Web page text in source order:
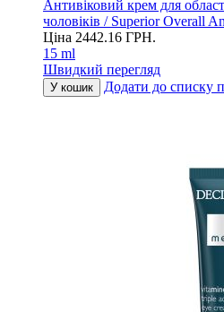
Антивіковий крем для
чоловіків / Superior Overall
Ціна 2442.16 ГРН.
15 ml
Швидкий перегляд
У кошик Додати до списку